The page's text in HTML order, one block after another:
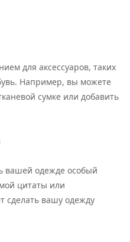
для аксессуаров, таких
Например, вы можете
сумке или добавить
вашей одежде особый
цитаты или
сделать вашу одежду